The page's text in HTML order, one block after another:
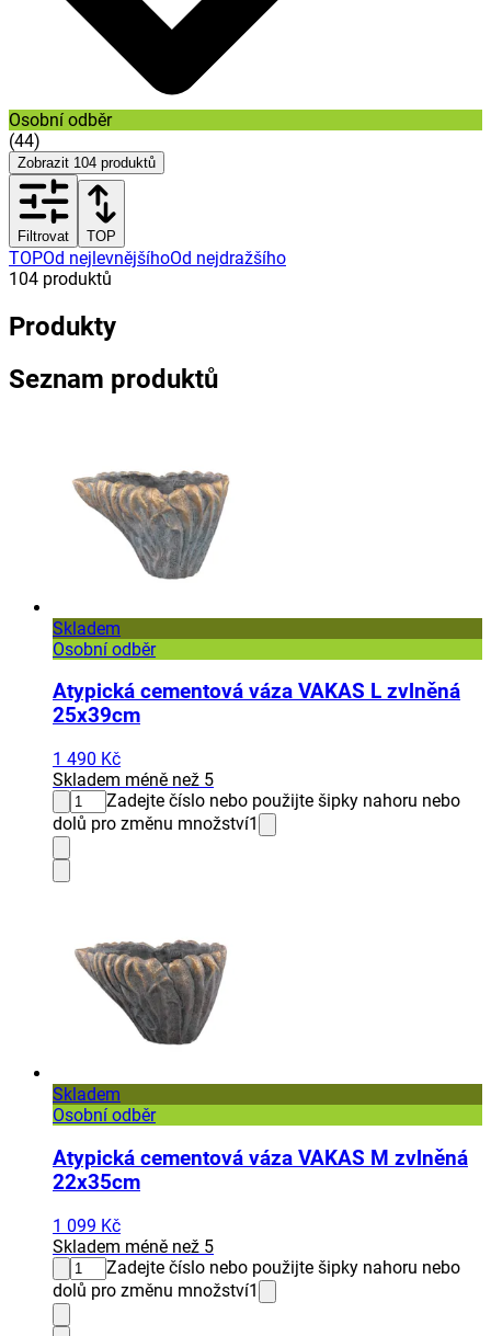
Osobní odběr
(44)
Zobrazit 104 produktů
Filtrovat TOP
TOPOd nejlevnějšíhoOd nejdražšího
104 produktů
Produkty
Seznam produktů
Skladem
Osobní odběr
Atypická cementová váza VAKAS L zvlněná
25x39cm
1 490 Kč
Skladem méně než 5
Zadejte číslo nebo použijte šipky nahoru nebo
dolů pro změnu množství1
Skladem
Osobní odběr
Atypická cementová váza VAKAS M zvlněná
22x35cm
1 099 Kč
Skladem méně než 5
Zadejte číslo nebo použijte šipky nahoru nebo
dolů pro změnu množství1